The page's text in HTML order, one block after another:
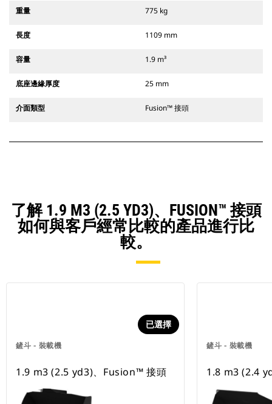
重量 775 kg
長度 1109 mm
容量 1.9 m³
底座邊緣厚度 25 mm
介面類型 Fusion™ 接頭
了解 1.9 M3 (2.5 YD3)、FUSION™ 接頭
如何與客戶經常比較的產品進行比
較。
鏟斗 - 裝載機
已選擇
1.9 m3 (2.5 yd3)、Fusion™ 接頭
鏟斗 - 裝載機
1.8 m3 (2.4